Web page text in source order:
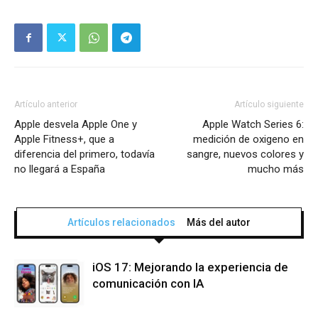
Artículo anterior
Apple desvela Apple One y
Apple Fitness+, que a
diferencia del primero, todavía
no llegará a España
Artículo siguiente
Apple Watch Series 6:
medición de oxigeno en
sangre, nuevos colores y
mucho más
Artículos relacionados Más del autor
iOS 17: Mejorando la experiencia de
comunicación con IA